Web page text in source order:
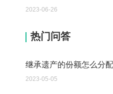
2023-06-26
热门问答
遗产继承必须要公证吗？
继承遗产的份额怎么分
2023-05-05